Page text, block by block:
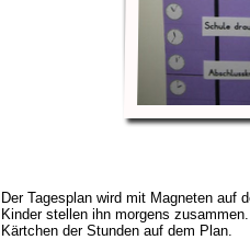
Der Tagesplan wird mit Magneten auf
Kinder stellen ihn morgens
Kärtchen der Stunden auf dem Plan.